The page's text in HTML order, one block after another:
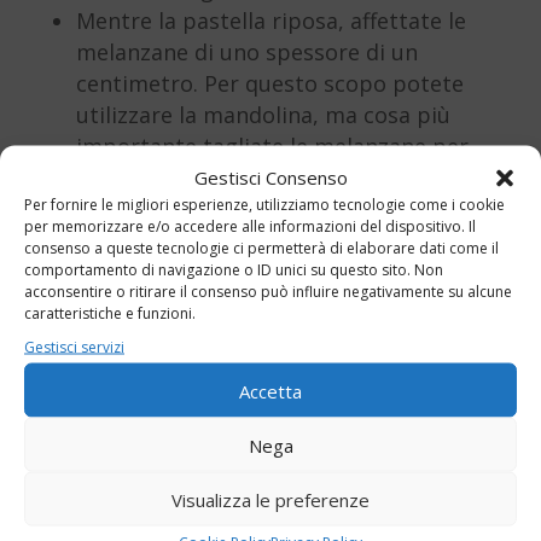
Gestisci Consenso
Per fornire le migliori esperienze, utilizziamo tecnologie come i cookie
per memorizzare e/o accedere alle informazioni del dispositivo. Il
consenso a queste tecnologie ci permetterà di elaborare dati come il
comportamento di navigazione o ID unici su questo sito. Non
acconsentire o ritirare il consenso può influire negativamente su alcune
caratteristiche e funzioni.
Gestisci servizi
Accetta
Nega
Visualizza le preferenze
Mentre la pastella riposa, affettate le
melanzane di uno spessore di un
centimetro. Per questo scopo potete
utilizzare la mandolina, ma cosa più
importante tagliate le melanzane per
Dopodiché salate leggermente la
superficie delle melanzane e
cominciate a passarle prima nella
farina di riso, poi nella pastella.
Per concludere mettete le melanzane
pastellate a friggere in abbondante
olio di semi. Fate friggere per ogni
Infine scolate su fogli di carta
assorbente.